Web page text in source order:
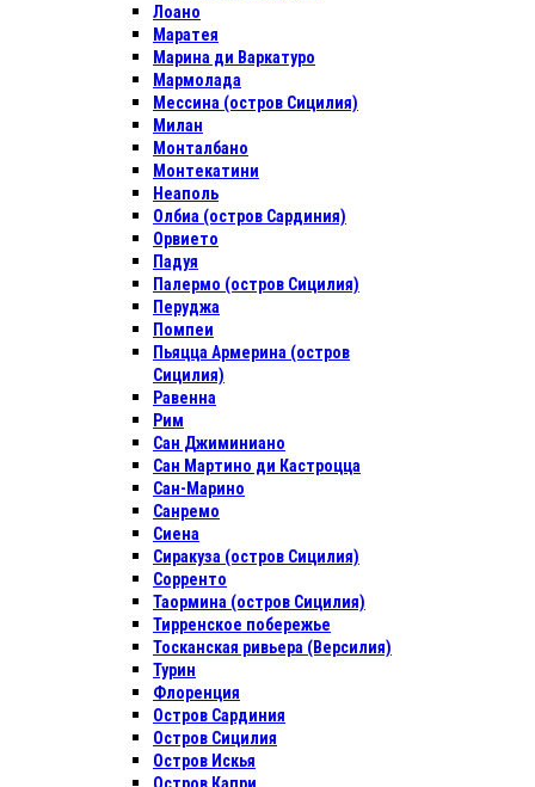
Лоано
Маратея
Марина ди Варкатуро
Мармолада
Мессина (остров Сицилия)
Милан
Монталбано
Монтекатини
Неаполь
Олбиа (остров Сардиния)
Орвието
Падуя
Палермо (остров Сицилия)
Перуджа
Помпеи
Пьяцца Армерина (остров
Сицилия)
Равенна
Рим
Сан Джиминиано
Сан Мартино ди Кастроцца
Сан-Марино
Санремо
Сиена
Сиракуза (остров Сицилия)
Сорренто
Таормина (остров Сицилия)
Тирренское побережье
Тосканская ривьера (Версилия)
Турин
Флоренция
Остров Сардиния
Остров Сицилия
Остров Искья